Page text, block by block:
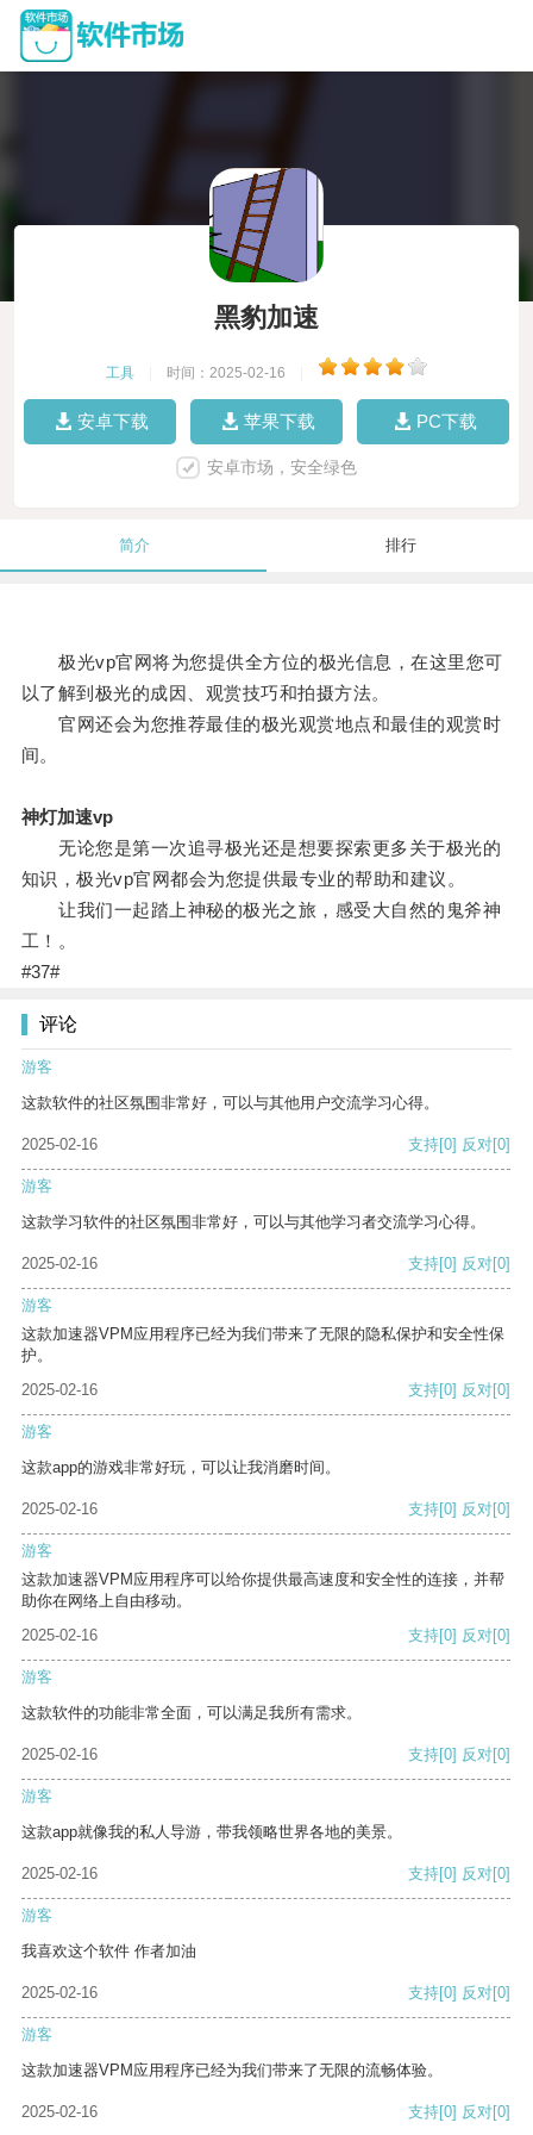
黑豹加速
工具 时间：2025-02-16
安卓下载 苹果下载 PC下载
安卓市场，安全绿色
简介 排行
极光vp官网将为您提供全方位的极光信息，在这里您可
以了解到极光的成因、观赏技巧和拍摄方法。
官网还会为您推荐最佳的极光观赏地点和最佳的观赏时
间。
神灯加速vp
无论您是第一次追寻极光还是想要探索更多关于极光的
知识，极光vp官网都会为您提供最专业的帮助和建议。
让我们一起踏上神秘的极光之旅，感受大自然的鬼斧神
工！。
#37#
评论
游客
这款软件的社区氛围非常好，可以与其他用户交流学习心得。
2025-02-16 支持[0] 反对[0]
游客
这款学习软件的社区氛围非常好，可以与其他学习者交流学习心得。
2025-02-16 支持[0] 反对[0]
游客
这款加速器VPM应用程序已经为我们带来了无限的隐私保护和安全性保
护。
2025-02-16
支持[0] 反对[0]
游客
这款app的游戏非常好玩，可以让我消磨时间。
2025-02-16 支持[0] 反对[0]
游客
这款加速器VPM应用程序可以给你提供最高速度和安全性的连接，并帮
助你在网络上自由移动。
2025-02-16
支持[0] 反对[0]
游客
这款软件的功能非常全面，可以满足我所有需求。
2025-02-16 支持[0] 反对[0]
游客
这款app就像我的私人导游，带我领略世界各地的美景。
2025-02-16 支持[0] 反对[0]
游客
我喜欢这个软件 作者加油
2025-02-16 支持[0] 反对[0]
游客
这款加速器VPM应用程序已经为我们带来了无限的流畅体验。
2025-02-16 支持[0] 反对[0]